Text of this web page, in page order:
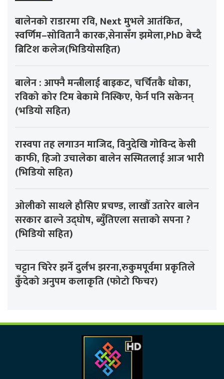
बालेनको राडारमा रवि, Next मुभले आतंकित,
स्वर्णिम–सोवितानै कारक,सेनासँग झमेला,PhD बेच्दै
ब्रिटिश कलेज(भिडियोसहित)
बालेन : आफ्नै मन्त्रीलाई बाइकट, चर्चितकै धोका,
रविको कोर टिम बेकामे निस्किए, फेर्न पनि सकेनन्
(भडियो सहित)
रास्वपा तह लगाउन माजिद, विनुदेखि गोविन्द केसी
काफी, हिजो उचालेका बालेन सस्मितलाई आज भारी
(भिडियो सहित)
ओलीको साथले हौसिए प्रचण्ड, लाखौँ उतारेर बालेन
सरकार ढाल्ने उद्घोष, ब्युँतिएला सत्ताको सपना ?
(भिडियो सहित)
चट्टान चिरेर झर्ने दुर्लभ झरना,रुकुमपूर्वमा प्रकृतिले
कुँदेको अनुपम कलाकृति (फोटो फिचर)